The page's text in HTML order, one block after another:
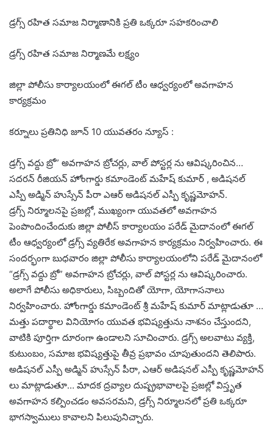
డ్రగ్స్ రహిత సమాజ నిర్మాణానికి ప్రతి ఒక్కరూ సహకరించాలి
డ్రగ్స్ రహిత సమాజ నిర్మాణమే లక్ష్యం
జిల్లా పోలీసు కార్యాలయంలో ఈగల్ టీం ఆధ్వర్యంలో అవగాహన
కార్యక్రమం
కర్నూలు ప్రతినిధి జూన్ 10 యువతరం న్యూస్ :
డ్రగ్స్ వద్దు బ్రో” అవగాహన బ్రోచర్లు, వాల్ పోస్టర్ల ను ఆవిష్కరించిన…
సదరన్ రీజియన్ హోంగార్డు కమాండెంట్ మహేష్ కుమార్ , అడిషనల్
ఎస్పీ అడ్మిన్ హుస్సేన్ పీరా ఎఆర్ అడిషనల్ ఎస్పీ కృష్ణమోహన్.
డ్రగ్స్ నిర్మూలనపై ప్రజల్లో, ముఖ్యంగా యువతలో అవగాహన
పెంపొందించేందుకు జిల్లా పోలీస్ కార్యాలయం పరేడ్ మైదానంలో ఈగల్
టీం ఆధ్వర్యంలో డ్రగ్స్ వ్యతిరేక అవగాహన కార్యక్రమం నిర్వహించారు. ఈ
సందర్భంగా బుధవారం జిల్లా పోలీసు కార్యాలయంలోని పరేడ్ మైదానంలో
“డ్రగ్స్ వద్దు బ్రో” అవగాహన బ్రోచర్లు, వాల్ పోస్టర్ల ను ఆవిష్కరించారు.
అలాగే పోలీసు అధికారులు, సిబ్బందితో యోగా, యోగాసనాలు
నిర్వహించారు. హోంగార్డు కమాండెంట్ శ్రీ మహేష్ కుమార్ మాట్లాడుతూ …
మత్తు పదార్థాల వినియోగం యువత భవిష్యత్తును నాశనం చేస్తుందని,
వాటికి పూర్తిగా దూరంగా ఉండాలని సూచించారు. డ్రగ్స్ అలవాటు వ్యక్తి,
కుటుంబం, సమాజ భవిష్యత్తుపై తీవ్ర ప్రభావం చూపుతుందని తెలిపారు.
అడిషనల్ ఎస్పీ అడ్మిన్ హుస్సేన్ పీరా, ఎఆర్ అడిషనల్ ఎస్పీ కృష్ణమోహన్
లు మాట్లాడుతూ… మాదక ద్రవ్యాల దుష్ప్రభావాలపై ప్రజల్లో విస్తృత
అవగాహన కల్పించడం అవసరమని, డ్రగ్స్ నిర్మూలనలో ప్రతి ఒక్కరూ
భాగస్వాములు కావాలని పిలుపునిచ్చారు.